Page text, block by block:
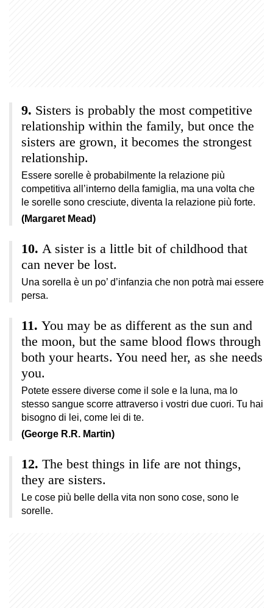
Sisters is probably the most competitive
relationship within the family, but once the
sisters are grown, it becomes the strongest
relationship.
Essere sorelle è probabilmente la relazione più
competitiva all’interno della famiglia, ma una volta che
le sorelle sono cresciute, diventa la relazione più forte.
(Margaret Mead)
A sister is a little bit of childhood that
can never be lost.
Una sorella è un po’ d’infanzia che non potrà mai essere
persa.
You may be as different as the sun and
the moon, but the same blood flows through
both your hearts. You need her, as she needs
you.
Potete essere diverse come il sole e la luna, ma lo
stesso sangue scorre attraverso i vostri due cuori. Tu hai
bisogno di lei, come lei di te.
(George R.R. Martin)
The best things in life are not things,
they are sisters.
Le cose più belle della vita non sono cose, sono le
sorelle.